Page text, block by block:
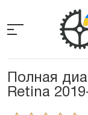
the
Полная
Retina